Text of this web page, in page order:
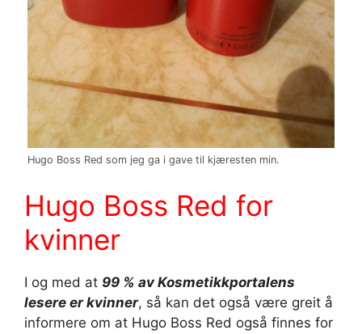
Hugo Boss Red som jeg ga i gave til kjæresten min.
Hugo Boss Red for
kvinner
I og med at 99 % av Kosmetikkportalens
lesere er kvinner, så kan det også være greit å
informere om at Hugo Boss Red også finnes for